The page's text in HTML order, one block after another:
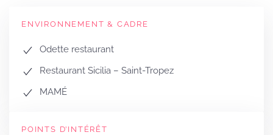
ENVIRONNEMENT & CADRE
Odette restaurant
Restaurant Sicilia – Saint-Tropez
MAMÉ
POINTS D’INTÉRÊT